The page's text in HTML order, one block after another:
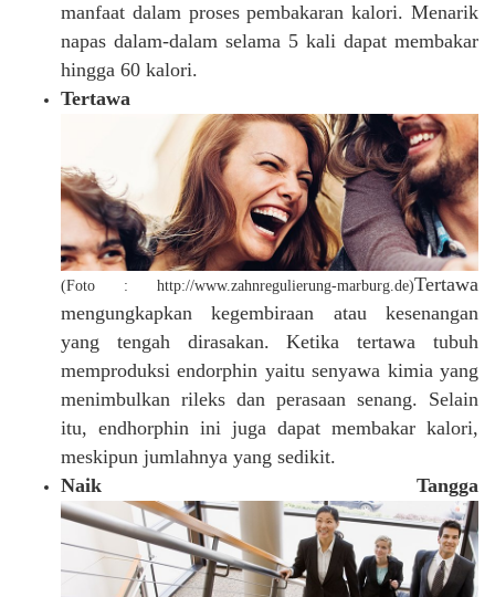
manfaat dalam proses pembakaran kalori. Menarik
napas dalam-dalam selama 5 kali dapat membakar
hingga 60 kalori.
Tertawa
(Foto : http://www.zahnregulierung-marburg.de)Tertawa
mengungkapkan kegembiraan atau kesenangan
yang tengah dirasakan. Ketika tertawa tubuh
memproduksi endorphin yaitu senyawa kimia yang
menimbulkan rileks dan perasaan senang. Selain
itu, endhorphin ini juga dapat membakar kalori,
meskipun jumlahnya yang sedikit.
Naik Tangga